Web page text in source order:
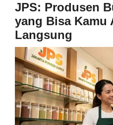
JPS: Produsen
yang Bisa Kamu
Langsung